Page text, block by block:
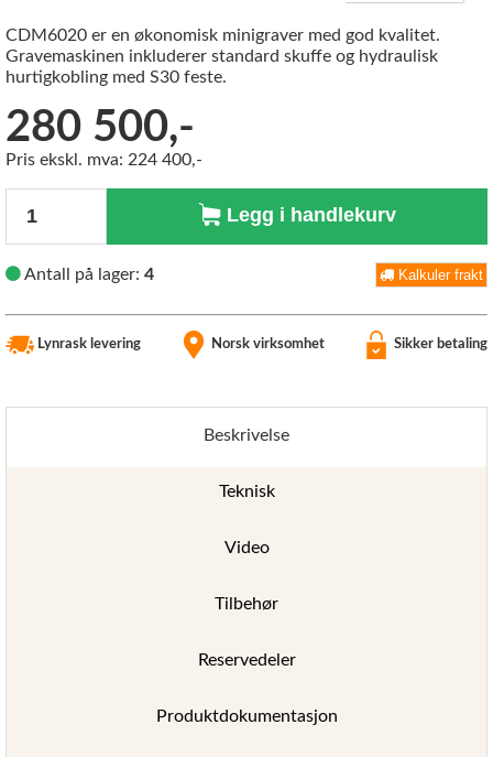
CDM6020 er en økonomisk minigraver med god kvalitet.
Gravemaskinen inkluderer standard skuffe og hydraulisk
hurtigkobling med S30 feste.
280 500,-
Pris ekskl. mva: 224 400,-
Antall
Legg i handlekurv
Antall på lager: 4 Kalkuler frakt
Lynrask levering Norsk virksomhet Sikker betaling
Beskrivelse
Teknisk
Video
Tilbehør
Reservedeler
Produktdokumentasjon